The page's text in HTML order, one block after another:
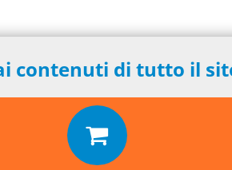
contenuti di tutto il